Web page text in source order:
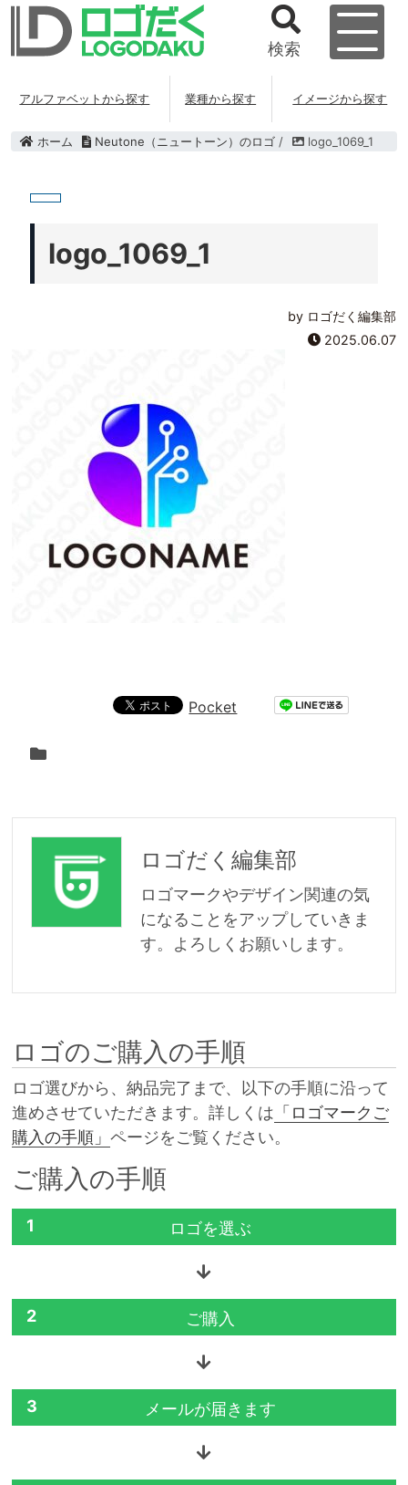
検索
アルファベットから探す 業種から探す イメージから探す
ホーム Neutone（ニュートーン）のロゴ / logo_1069_1
logo_1069_1
by ロゴだく編集部
2025.06.07
Pocket
ロゴだく編集部
ロゴマークやデザイン関連の気
になることをアップしていきま
す。よろしくお願いします。
ロゴのご購入の手順
ロゴ選びから、納品完了まで、以下の手順に沿って
進めさせていただきます。詳しくは 「ロゴマークご
購入の手順」ページをご覧ください。
ご購入の手順
1 ロゴを選ぶ
2 ご購入
3 メールが届きます